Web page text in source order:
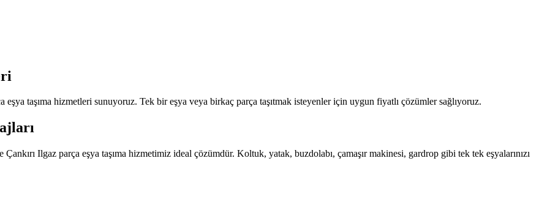
taşıma hizmetleri sunuyoruz. Tek bir eşya veya birkaç parça taşıtmak isteyenler için uygun fiyatlı çözümler sağlıyoruz.
Ilgaz parça eşya taşıma hizmetimiz ideal çözümdür. Koltuk, yatak, buzdolabı, çamaşır makinesi, gardrop gibi tek tek eşyalarınızı